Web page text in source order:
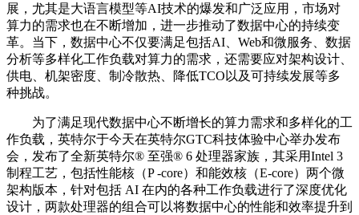
展，尤其是大语言模型等AI技术的爆发和广泛应用，市场对
算力的需求也在不断增加，进一步推动了数据中心的持续变
革。当下，数据中心不仅要满足包括AI、Web和微服务、数据
分析等多样化工作负载对算力的需求，还需要应对架构设计、
供电、机架密度、制冷散热、降低TCO以及可持续发展等多
种挑战。
为了满足现代数据中心不断增长的算力需求和多样化的工
作负载，英特尔于今天在英特尔GTC科技体验中心举办发布
会，发布了全新英特尔®️ 至强®️ 6 处理器家族，其采用Intel 3
制程工艺，包括性能核（P -core）和能效核（E-core）两个微
架构版本，针对包括 AI 在内的各种工作负载进行了深度优化
设计，两款处理器的组合可以将数据中心的性能和效率提升到